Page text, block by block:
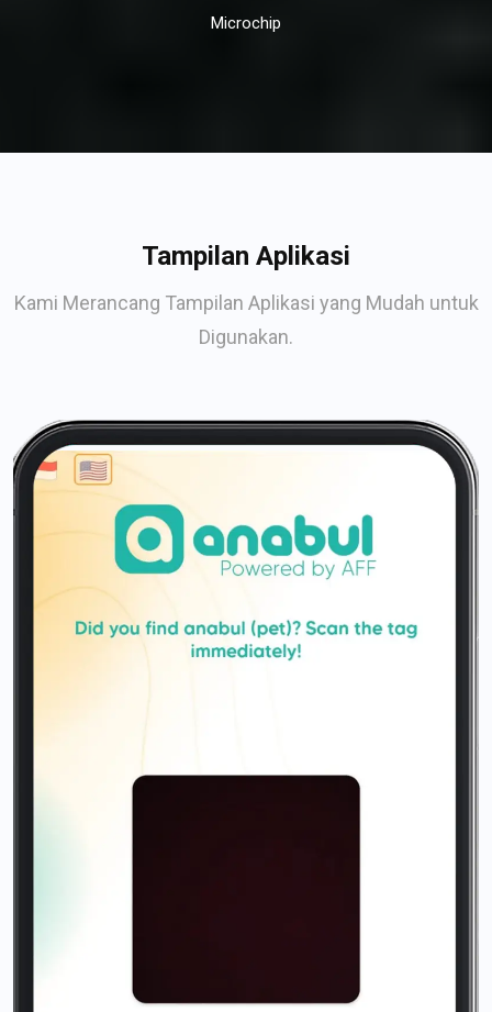
Microchip
Tampilan Aplikasi
Kami Merancang Tampilan Aplikasi yang Mudah untuk
Digunakan.